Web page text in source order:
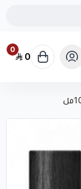
0
0